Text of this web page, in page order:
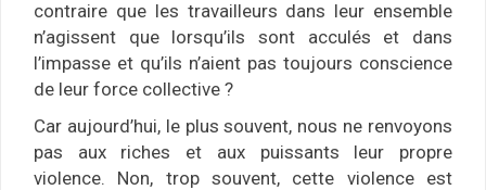
contraire que les travailleurs dans leur ensemble
n’agissent que lorsqu’ils sont acculés et dans
l’impasse et qu’ils n’aient pas toujours conscience
de leur force collective ?
Car aujourd’hui, le plus souvent, nous ne renvoyons
pas aux riches et aux puissants leur propre
violence. Non, trop souvent, cette violence est